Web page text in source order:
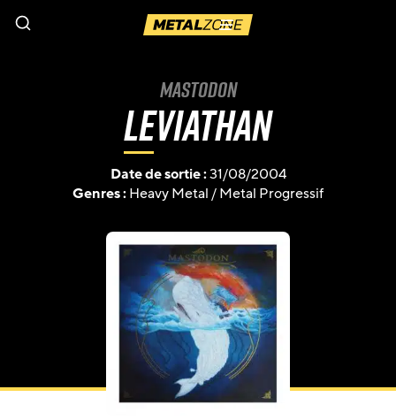
Menu
Mastodon
Leviathan
Date de sortie :31/08/2004
Genres :Heavy Metal/Metal Progressif